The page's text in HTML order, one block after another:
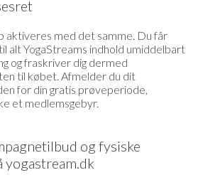
aktiveres med det samme. Du får
alt YogaStreams indhold umiddelbart
og fraskriver dig dermed
til købet. Afmelder du dit
for din gratis prøveperiode,
et medlemsgebyr.
og fysiske
yogastream.dk